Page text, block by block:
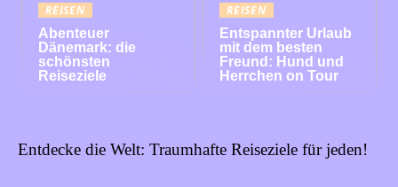
REISEN
Abenteuer
Dänemark: die
schönsten
Reiseziele
REISEN
Entspannter Urlaub
mit dem besten
Freund: Hund und
Herrchen on Tour
Entdecke die Welt: Traumhafte Reiseziele für jeden!